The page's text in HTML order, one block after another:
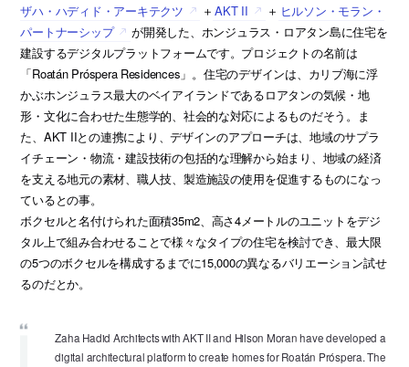
ザハ・ハディド・アーキテクツ ＋ AKT II ＋ ヒルソン・モラン・
パートナーシップ
が開発した、ホンジュラス・ロアタン島に住宅を
建設するデジタルプラットフォームです。プロジェクトの名前は
「Roatán Próspera Residences」。住宅のデザインは、カリブ海に浮
かぶホンジュラス最大のベイアイランドであるロアタンの気候・地
形・文化に合わせた生態学的、社会的な対応によるものだそう。ま
た、AKT IIとの連携により、デザインのアプローチは、地域のサプラ
イチェーン・物流・建設技術の包括的な理解から始まり、地域の経済
を支える地元の素材、職人技、製造施設の使用を促進するものになっ
ているとの事。
ボクセルと名付けられた面積35m2、高さ4メートルのユニットをデジ
タル上で組み合わせることで様々なタイプの住宅を検討でき、最大限
の5つのボクセルを構成するまでに15,000の異なるバリエーション試せ
るのだとか。
Zaha Hadid Architects with AKT II and Hilson Moran have developed a
digital architectural platform to create homes for Roatán Próspera. The